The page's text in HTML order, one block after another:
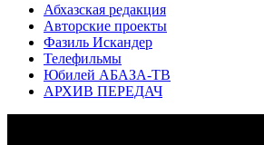
Абхазская редакция
Авторские проекты
Фазиль Искандер
Телефильмы
Юбилей АБАЗА-ТВ
АРХИВ ПЕРЕДАЧ